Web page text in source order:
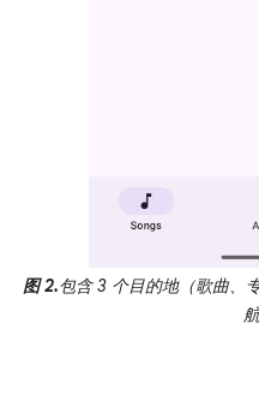
图 2.包含 3 个目的地（歌曲、